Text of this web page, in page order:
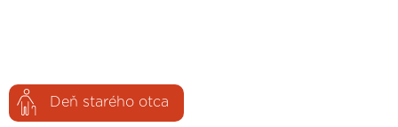
Deň starého otca